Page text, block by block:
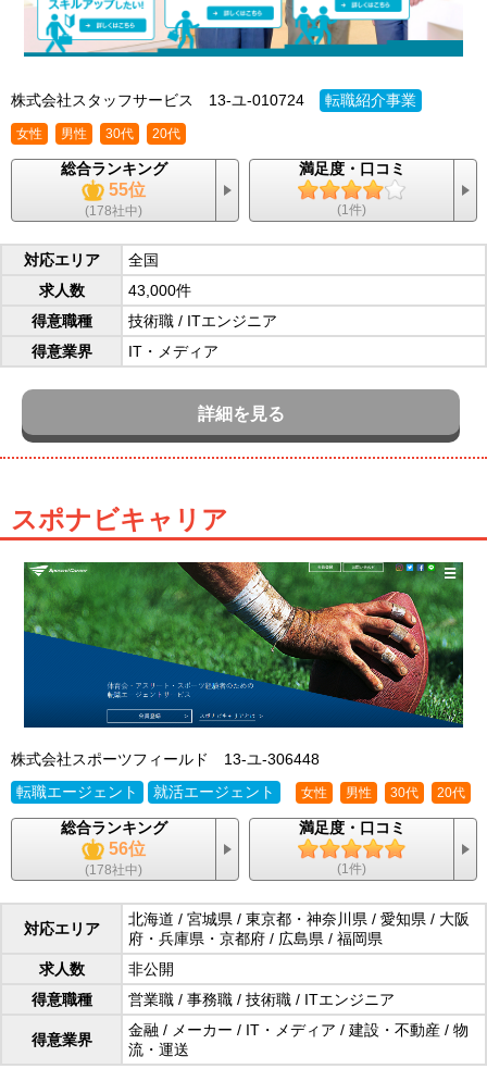
株式会社スタッフサービス 13-ユ-010724 転職紹介事業
女性 男性 30代 20代
総合ランキング
55位
(178社中)
満足度・口コミ
(1件)
対応エリア
全国
求人数
43,000件
得意職種
技術職 / ITエンジニア
得意業界
IT・メディア
詳細を見る
スポナビキャリア
株式会社スポーツフィールド
13-ユ-306448
転職エージェント
就活エージェント 女性 男性 30代 20代
総合ランキング
56位
(178社中)
満足度・口コミ
(1件)
対応エリア
北海道 / 宮城県 / 東京都・神奈川県 / 愛知県 / 大阪
府・兵庫県・京都府 / 広島県 / 福岡県
求人数
非公開
得意職種
営業職 / 事務職 / 技術職 / ITエンジニア
得意業界
金融 / メーカー / IT・メディア / 建設・不動産 / 物
流・運送